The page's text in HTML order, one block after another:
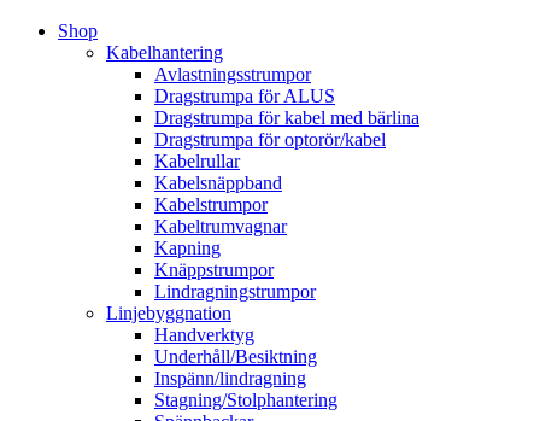
Shop
Kabelhantering
Avlastningsstrumpor
Dragstrumpa för ALUS
Dragstrumpa för kabel med bärlina
Dragstrumpa för optorör/kabel
Kabelrullar
Kabelsnäppband
Kabelstrumpor
Kabeltrumvagnar
Kapning
Knäppstrumpor
Lindragningstrumpor
Linjebyggnation
Handverktyg
Underhåll/Besiktning
Inspänn/lindragning
Stagning/Stolphantering